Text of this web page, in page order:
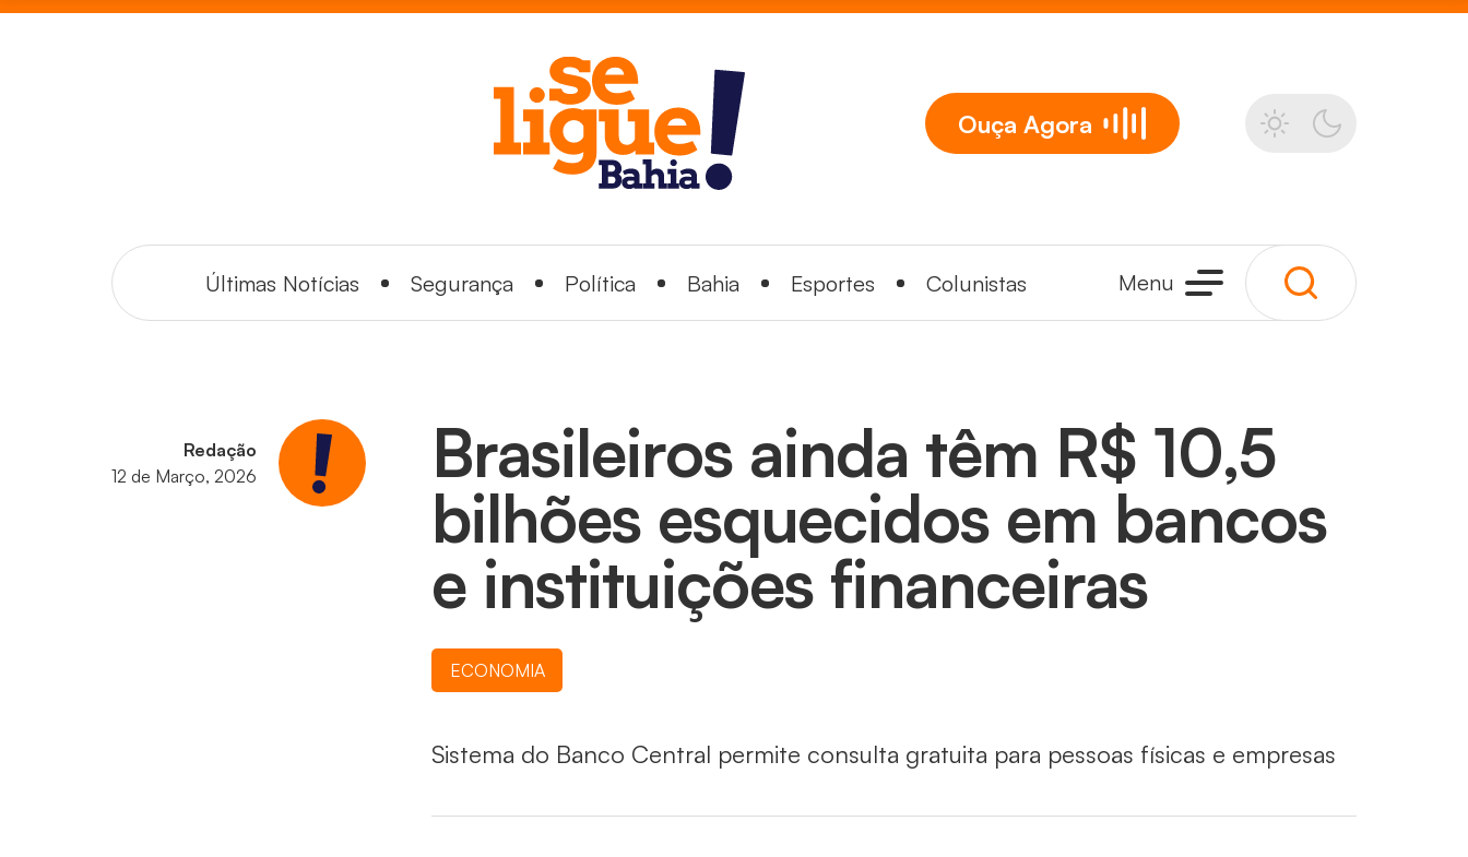
Ouça Agora
Últimas Notícias Segurança Política Bahia Esportes Colunistas Menu
Redação
12 de Março, 2026
Brasileiros ainda têm R$ 10,5
bilhões esquecidos em bancos
e instituições financeiras
ECONOMIA
Sistema do Banco Central permite consulta gratuita para pessoas físicas e empresas